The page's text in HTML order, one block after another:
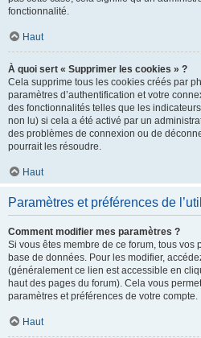
fonctionnalité.
Haut
À quoi sert « Supprimer les cookies » ?
Cela supprime tous les cookies créés par
paramètres d’authentification et votre
des fonctionnalités telles que les
non lu) si cela a été activé par un
des problèmes de connexion ou de
pourrait les résoudre.
Haut
Paramètres et préférences de
Comment modifier mes paramètres ?
Si vous êtes membre de ce forum, tous vos
base de données. Pour les modifier,
(généralement ce lien est accessible en
haut des pages du forum). Cela vous
paramètres et préférences de votre compte.
Haut